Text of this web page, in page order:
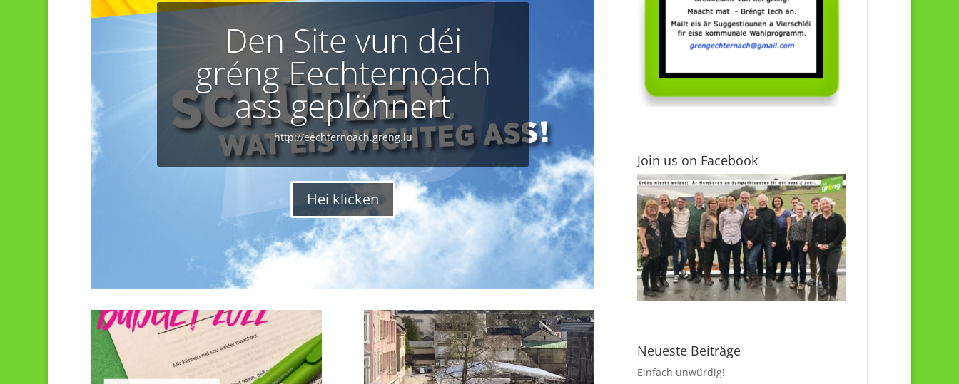
Den Site vun déi
gréng Eechternoach
ass geplönnert
http://eechternoach.greng.lu
Hei klicken
Join us on Facebook
Neueste Beiträge
Einfach unwürdig!